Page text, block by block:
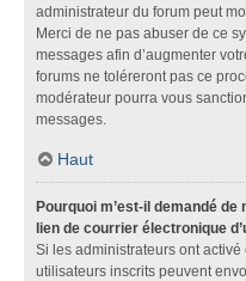
administrateur du forum peut
Merci de ne pas abuser de ce
messages afin d’augmenter
forums ne toléreront pas ce
modérateur pourra vous
messages.
Haut
Pourquoi m’est-il demandé
lien de courrier électronique
Si les administrateurs ont
utilisateurs inscrits peuvent